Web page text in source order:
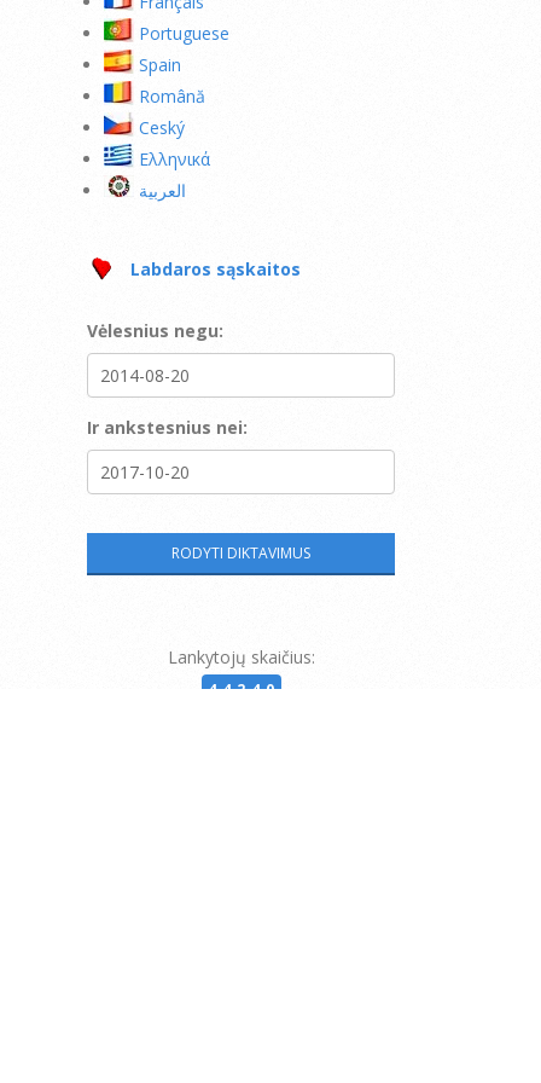
Portuguese
Spain
Română
Ceský
Ελληνικά
العربية
Labdaros sąskaitos
Vėlesnius negu:
Ir ankstesnius nei:
Lankytojų skaičius:
44240